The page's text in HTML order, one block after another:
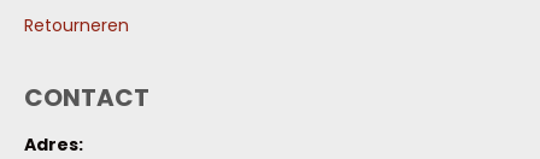
Retourneren
CONTACT
Adres: